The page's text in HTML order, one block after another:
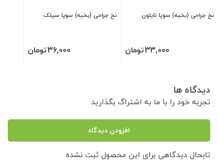
نخ جراحی (بخیه) سوپا نایلون
33,000تومان
نخ جراحی (بخیه) سوپا سیلک
36,000تومان
دیدگاه ها
تجربه خود را با ما به اشتراگ بگذارید
افزودن دیدگاه
تابحال دیدگاهی برای این محصول ثبت نشده